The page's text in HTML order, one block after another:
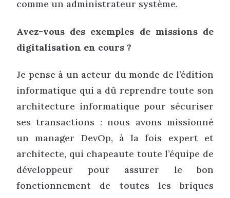
comme un administrateur système.
Avez-vous des exemples de missions de
digitalisation en cours ?
Je pense à un acteur du monde de l’édition
informatique qui a dû reprendre toute son
architecture informatique pour sécuriser
ses transactions : nous avons missionné
un manager DevOp, à la fois expert et
architecte, qui chapeaute toute l’équipe de
développeur pour assurer le bon
fonctionnement de toutes les briques